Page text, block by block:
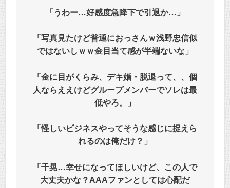
「うわー…好感度急降下で引退か…」
「写真見たけど普通におっさんｗ浅野忠信似
ではないしｗｗ金目当て感が半端ないな」
「金に目がくらみ、デキ婚・脱退って、、個
人ならええけどグループメンバーでソレは最
低やろ。」
「怪しいビジネスやってそうな感じに捉えら
れるのは俺だけ？ 」
「千晃…幸せになってほしいけど、この人で
大丈夫かな？AAAファンとしては心配だ